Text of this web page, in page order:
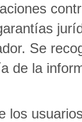
Se
de la
los